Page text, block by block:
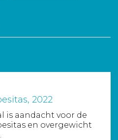
2022
is aandacht voor de
en overgewicht